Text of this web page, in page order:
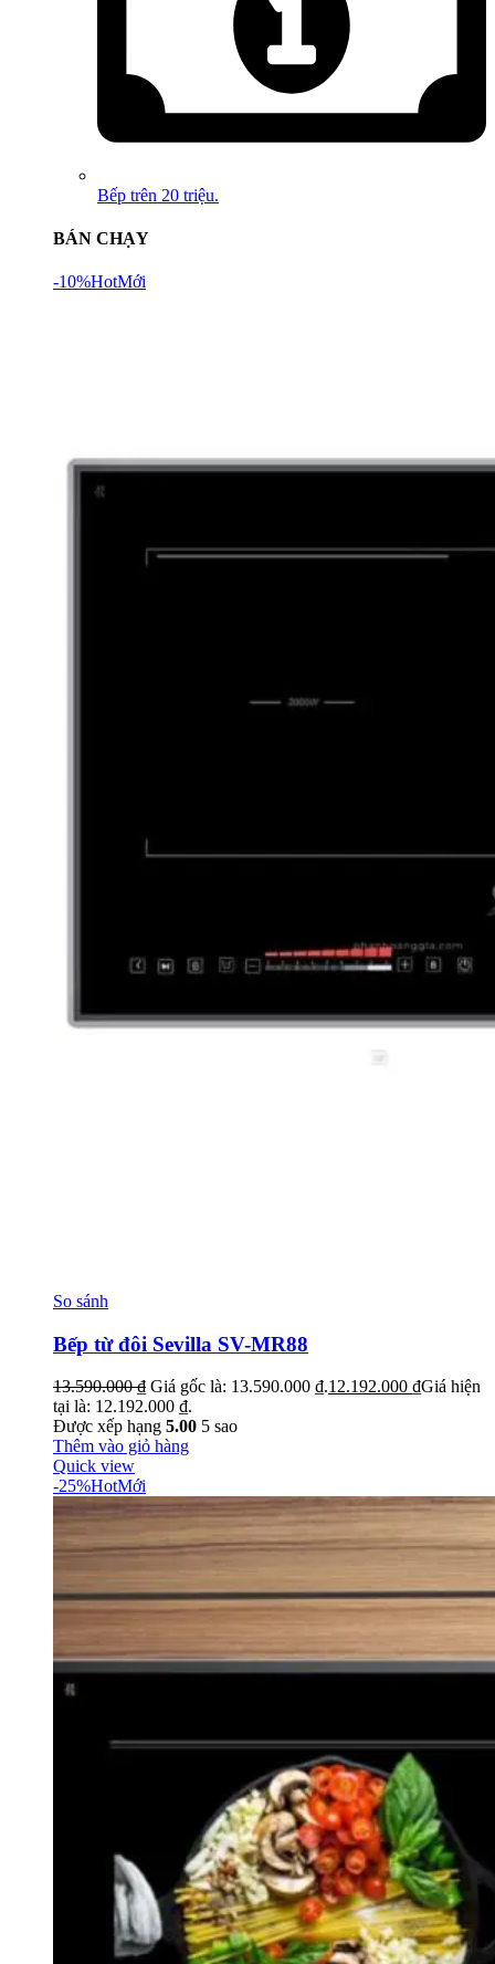
Bếp trên 20 triệu.
BÁN CHẠY
-10%HotMới
So sánh
Bếp từ đôi Sevilla SV-MR88
13.590.000₫ Giá gốc là: 13.590.000 ₫.12.192.000 ₫Giá hiện
tại là: 12.192.000 ₫.
Được xếp hạng 5.00 5 sao
Thêm vào giỏ hàng
Quick view
-25%HotMới